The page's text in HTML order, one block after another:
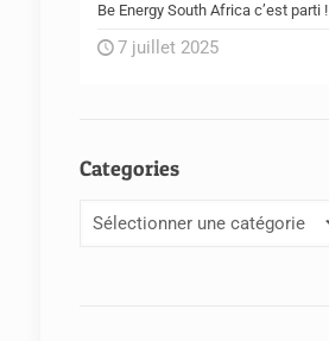
Be Energy South Africa c’est parti !
7 juillet 2025
Categories
Categories